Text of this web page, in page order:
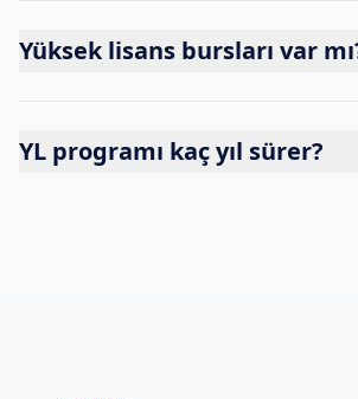
Yüksek lisans bursları var
YL programı kaç yıl sürer?